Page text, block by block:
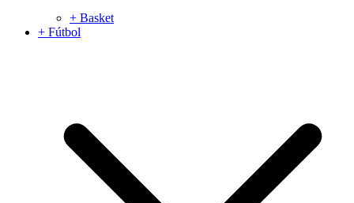
+ Basket
+ Fútbol